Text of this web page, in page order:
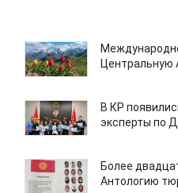
Центральную
В КР
эксперты по
Более
Антологию